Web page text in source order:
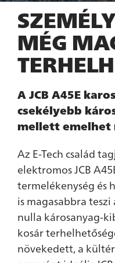
MÉG
A JCB A45E
csekélyebb
mellett emelhet
Az E-Tech család
elektromos JCB
termelékenység és
is magasabbra
nulla károsanyag-
kosár
növekedett, a